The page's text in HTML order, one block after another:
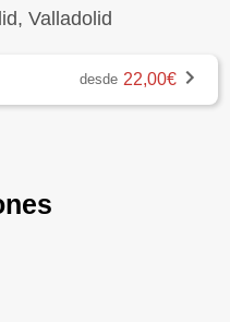
Valladolid
desde 22,00€